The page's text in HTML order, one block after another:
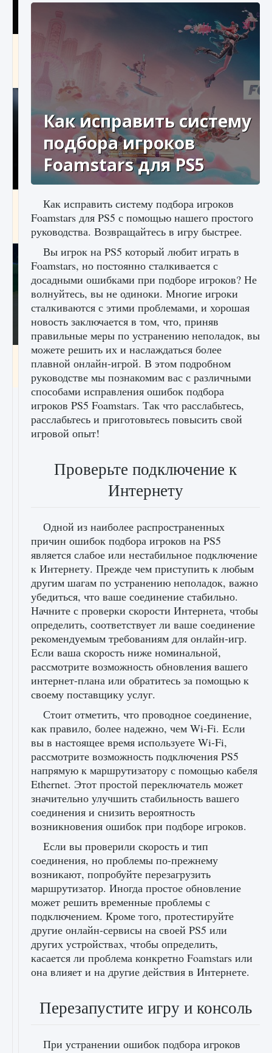
Как разблокировать чертеж счастливого
1 151
Все новые функции Ultimate Team в EA FC
25
9 августа 2024 1 297 0 0
Как включить чат в Fortnite
9 августа 2024 1 335 0 0
Как исправить систему
подбора игроков
Foamstars для PS5
Как исправить систему подбора игроков
Foamstars для PS5 с помощью нашего простого
руководства. Возвращайтесь в игру быстрее.
Вы игрок на PS5 который любит играть в
Foamstars, но постоянно сталкивается с
досадными ошибками при подборе игроков? Не
волнуйтесь, вы не одиноки. Многие игроки
сталкиваются с этими проблемами, и хорошая
новость заключается в том, что, приняв
правильные меры по устранению неполадок, вы
можете решить их и наслаждаться более
плавной онлайн-игрой. В этом подробном
руководстве мы познакомим вас с различными
способами исправления ошибок подбора
игроков PS5 Foamstars. Так что расслабьтесь,
расслабьтесь и приготовьтесь повысить свой
игровой опыт!
Проверьте подключение к
Интернету
Одной из наиболее распространенных
причин ошибок подбора игроков на PS5
является слабое или нестабильное подключение
к Интернету. Прежде чем приступить к любым
другим шагам по устранению неполадок, важно
убедиться, что ваше соединение стабильно.
Начните с проверки скорости Интернета, чтобы
определить, соответствует ли ваше соединение
рекомендуемым требованиям для онлайн-игр.
Если ваша скорость ниже номинальной,
рассмотрите возможность обновления вашего
интернет-плана или обратитесь за помощью к
своему поставщику услуг.
Стоит отметить, что проводное соединение,
как правило, более надежно, чем Wi-Fi. Если
вы в настоящее время используете Wi-Fi,
рассмотрите возможность подключения PS5
напрямую к маршрутизатору с помощью кабеля
Ethernet. Этот простой переключатель может
значительно улучшить стабильность вашего
соединения и снизить вероятность
возникновения ошибок при подборе игроков.
Если вы проверили скорость и тип
соединения, но проблемы по-прежнему
возникают, попробуйте перезагрузить
маршрутизатор. Иногда простое обновление
может решить временные проблемы с
подключением. Кроме того, протестируйте
другие онлайн-сервисы на своей PS5 или
других устройствах, чтобы определить,
касается ли проблема конкретно Foamstars или
она влияет и на другие действия в Интернете.
Перезапустите игру и консоль
При устранении ошибок подбора игроков